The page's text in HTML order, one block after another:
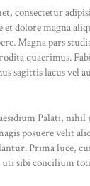
consectetur
dolore magna
Magna pars
quaerimus.
sagittis lacus vel
Palati, nihil
posuere velit
Prima luce,
uti sibi concilium